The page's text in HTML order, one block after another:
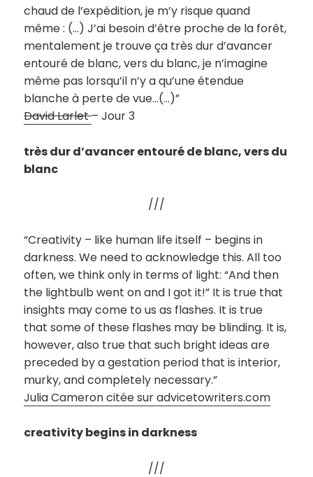
chaud de l’expédition, je m’y risque quand
même : (…) J’ai besoin d’être proche de la forêt,
mentalement je trouve ça très dur d’avancer
entouré de blanc, vers du blanc, je n’imagine
même pas lorsqu’il n’y a qu’une étendue
blanche à perte de vue…(…)”
David Larlet– Jour 3
très dur d’avancer entouré de blanc, vers du
blanc
///
“Creativity – like human life itself – begins in
darkness. We need to acknowledge this. All too
often, we think only in terms of light: “And then
the lightbulb went on and I got it!” It is true that
insights may come to us as flashes. It is true
that some of these flashes may be blinding. It is,
however, also true that such bright ideas are
preceded by a gestation period that is interior,
murky, and completely necessary.”
Julia Cameron citée sur advicetowriters.com
creativity begins in darkness
///